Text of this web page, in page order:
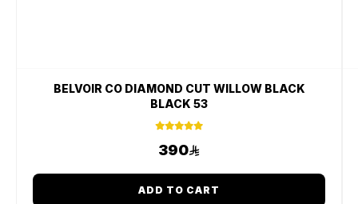
BELVOIR CO DIAMOND CUT WILLOW BLACK
BLACK 53
390
ADD TO CART